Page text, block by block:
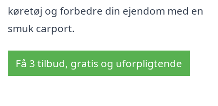
køretøj og forbedre din ejendom med en
smuk carport.
Få 3 tilbud, gratis og uforpligtende